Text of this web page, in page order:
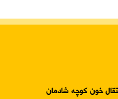
خون کوچه شادمان